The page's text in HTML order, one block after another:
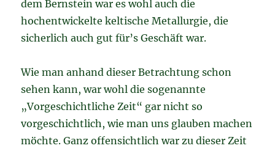
dem Bernstein war es wohl auch die
hochentwickelte keltische Metallurgie, die
sicherlich auch gut für’s Geschäft war.
Wie man anhand dieser Betrachtung schon
sehen kann, war wohl die sogenannte
„Vorgeschichtliche Zeit“ gar nicht so
vorgeschichtlich, wie man uns glauben machen
möchte. Ganz offensichtlich war zu dieser Zeit